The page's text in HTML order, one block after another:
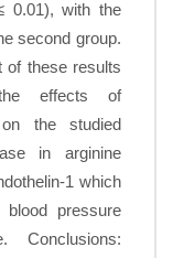
0.01), with the
second group.
of these results
effects of
the studied
in arginine
1 which
pressure
Conclusions: